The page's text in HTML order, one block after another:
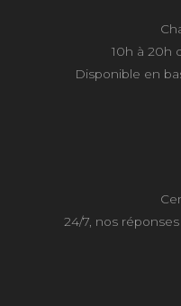
10h à 20h
Disponible en
24/7, nos